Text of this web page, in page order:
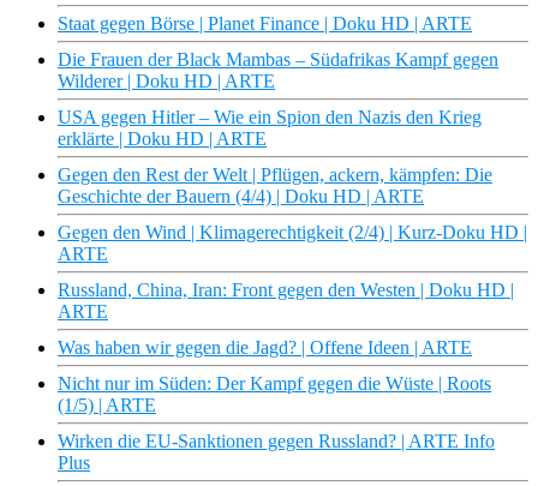
Staat gegen Börse | Planet Finance | Doku HD | ARTE
Die Frauen der Black Mambas – Südafrikas Kampf gegen
Wilderer | Doku HD | ARTE
USA gegen Hitler – Wie ein Spion den Nazis den Krieg
erklärte | Doku HD | ARTE
Gegen den Rest der Welt | Pflügen, ackern, kämpfen: Die
Geschichte der Bauern (4/4) | Doku HD | ARTE
Gegen den Wind | Klimagerechtigkeit (2/4) | Kurz-Doku HD |
ARTE
Russland, China, Iran: Front gegen den Westen | Doku HD |
ARTE
Was haben wir gegen die Jagd? | Offene Ideen | ARTE
Nicht nur im Süden: Der Kampf gegen die Wüste | Roots
(1/5) | ARTE
Wirken die EU-Sanktionen gegen Russland? | ARTE Info
Plus